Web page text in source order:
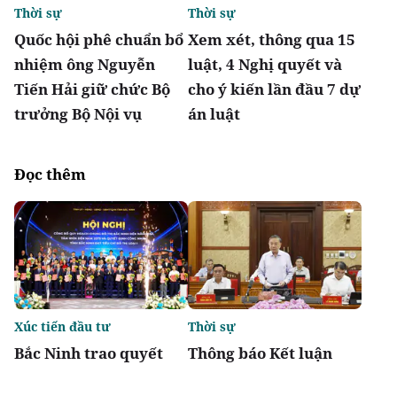
Quốc hội phê chuẩn bổ
nhiệm ông Nguyễn
Tiến Hải giữ chức Bộ
trưởng Bộ Nội vụ
Thời sự
Xem xét, thông qua 15
luật, 4 Nghị quyết và
cho ý kiến lần đầu 7 dự
án luật
Thời sự
Đọc thêm
Bắc Ninh trao quyết
Xúc tiến đầu tư
Thông báo Kết luận
Thời sự